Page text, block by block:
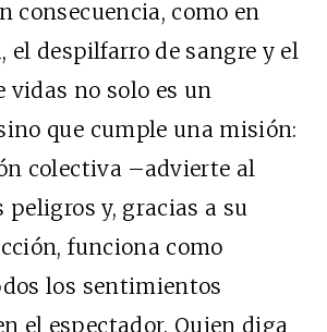
consecuencia, como en
el despilfarro de sangre y el
vidas no solo es un
que cumple una misión:
colectiva –advierte al
peligros y, gracias a su
funciona como
los sentimientos
el espectador. Quien diga